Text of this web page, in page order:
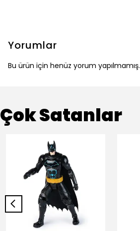
Yorumlar
Bu ürün için henüz yorum yapılmamış.
Çok Satanlar